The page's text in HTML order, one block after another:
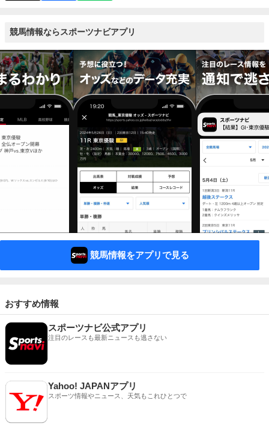
競馬情報ならスポーツナビアプリ
競馬情報をアプリで見る
おすすめ情報
スポーツナビ公式アプリ
注目のレースも最新ニュースも逃さない
Yahoo! JAPANアプリ
スポーツ情報やニュース、天気もこれひとつで